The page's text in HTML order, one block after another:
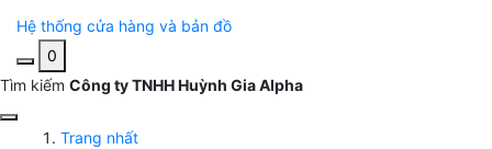
Hệ thống cửa hàng và bản đồ
0
Tìm kiếm Công ty TNHH Huỳnh Gia Alpha
Trang nhất